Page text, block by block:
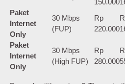
Paket
Internet
Only
30 Mbps
(FUP)
Rp
220.000
Paket
Internet
Only
30 Mbps
(High FUP)
Rp
280.000